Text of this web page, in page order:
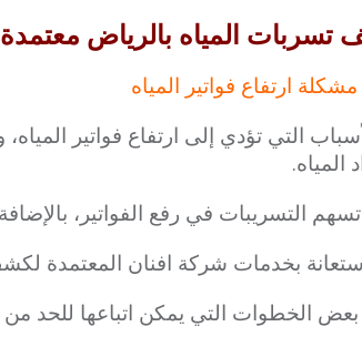
المياه بالرياض معتمدة 0553445129
ارتفاع فواتير المياه
التي تؤدي إلى ارتفاع فواتير
التسريبات في رفع الفواتير،
بخدمات شركة افنان المعتمدة
الخطوات التي يمكن اتباعها للحد من